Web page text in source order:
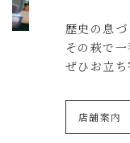
歴史の息づ
その萩で
ぜひお立ち
店舗案内